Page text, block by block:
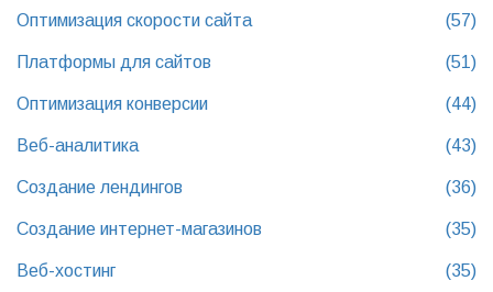
Оптимизация скорости сайта (57)
Платформы для сайтов (51)
Оптимизация конверсии (44)
Веб-аналитика (43)
Создание лендингов (36)
Создание интернет-магазинов (35)
Веб-хостинг (35)